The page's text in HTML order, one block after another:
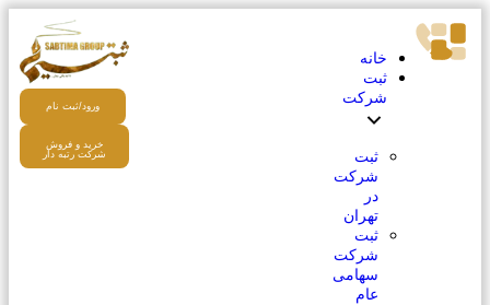
خانه
ثبت
شرکت
ثبت
شرکت
در
تهران
ثبت
شرکت
سهامی
عام
ورود/ثبت نام
خرید و فروش
شرکت رتبه دار